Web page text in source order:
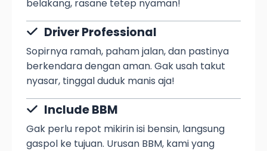
belakang, rasane tetep nyaman!
Driver Professional
Sopirnya ramah, paham jalan, dan pastinya
berkendara dengan aman. Gak usah takut
nyasar, tinggal duduk manis aja!
Include BBM
Gak perlu repot mikirin isi bensin, langsung
gaspol ke tujuan. Urusan BBM, kami yang